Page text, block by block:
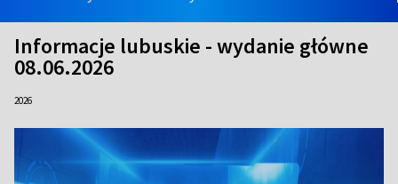
Informacje lubuskie - wydanie główne
08.06.2026
2026